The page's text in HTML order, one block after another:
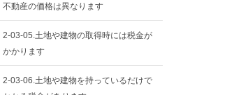
不動産の価格は異なります
2-03-05.土地や建物の取得時には税金が
かかります
2-03-06.土地や建物を持っているだけで